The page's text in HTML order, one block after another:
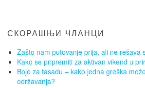
СКОРАШЊИ ЧЛАНЦИ
Zašto nam putovanje prija, ali ne rešava
Kako se pripremiti za aktivan vikend u
Boje za fasadu – kako jedna greška
održavanja?